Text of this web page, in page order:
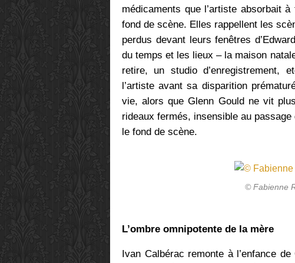
médicaments que l’artiste absorbait
fond de scène. Elles rappellent les
perdus devant leurs fenêtres
du temps et les lieux – la maison
retire, un studio d’enregistrement,
l’artiste avant sa disparition
vie, alors que Glenn Gould ne vit
rideaux fermés, insensible au
le fond de scène.
© Fabienne
L’ombre omnipotente de la mère
Ivan Calbérac remonte à l’enfance